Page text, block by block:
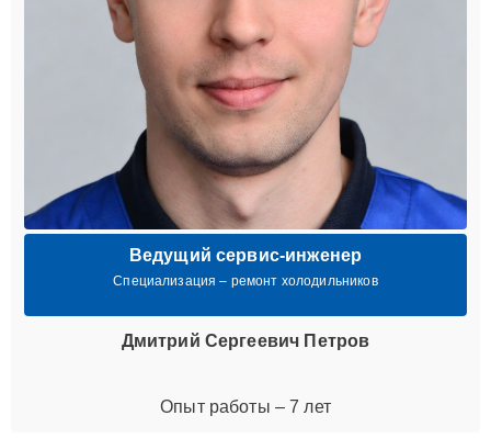
Ведущий сервис-инженер
Специализация – ремонт холодильников
Дмитрий Сергеевич Петров
Опыт работы – 7 лет